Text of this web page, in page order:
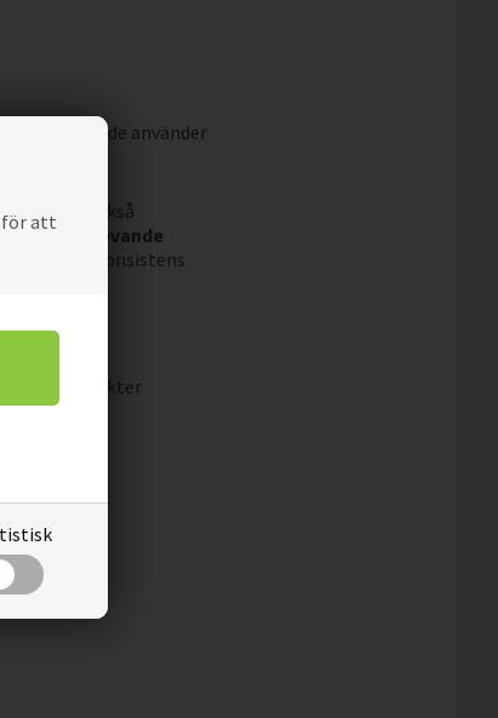
för att
och de använder
är också
levande
hög färgkonsistens
våra produkter